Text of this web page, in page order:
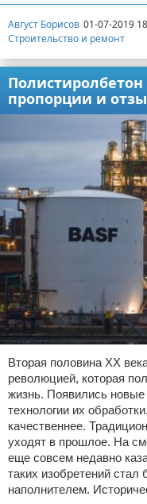
Август Борисов 01-07-2019
Строительство и ремонт
пропорции и
Вторая половина XX
революцией, которая
жизнь. Появились
технологии их
качественнее.
уходят в прошлое. На
еще совсем недавно
таких изобретений
наполнителем.